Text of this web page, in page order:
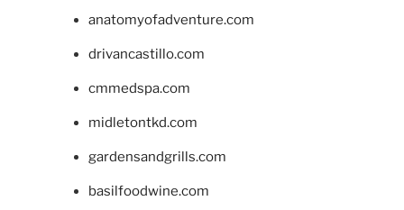
anatomyofadventure.com
drivancastillo.com
cmmedspa.com
midletontkd.com
gardensandgrills.com
basilfoodwine.com